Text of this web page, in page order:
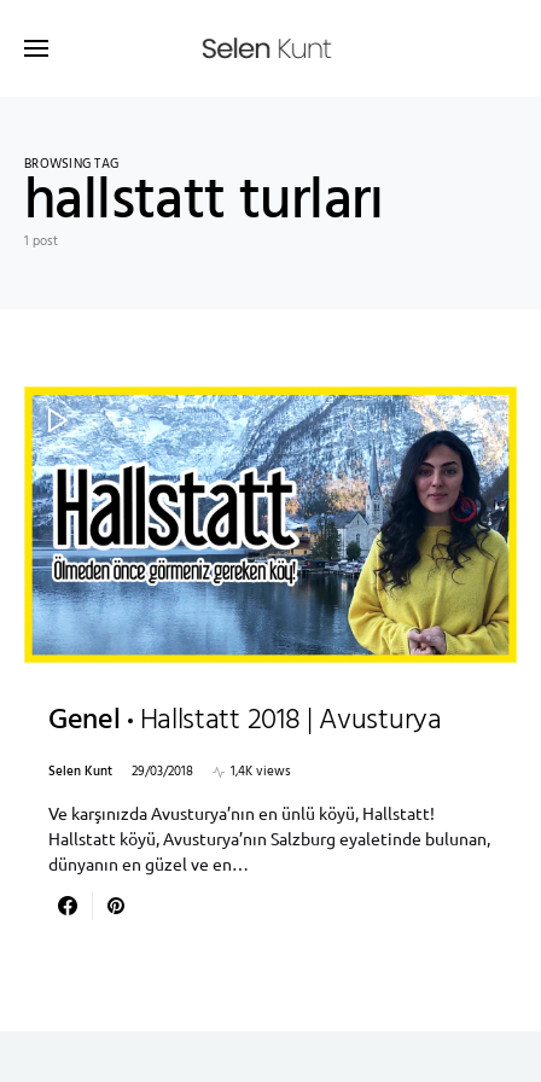
BROWSING TAG
hallstatt turları
1 post
Genel Hallstatt 2018 | Avusturya
Selen Kunt 29/03/2018
1,4K views
Ve karşınızda Avusturya’nın en ünlü köyü, Hallstatt!
Hallstatt köyü, Avusturya’nın Salzburg eyaletinde bulunan,
dünyanın en güzel ve en…